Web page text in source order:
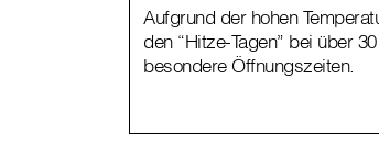
Aufgrund der hohen
den “Hitze-Tagen” bei über
besondere Öffnungszeiten.